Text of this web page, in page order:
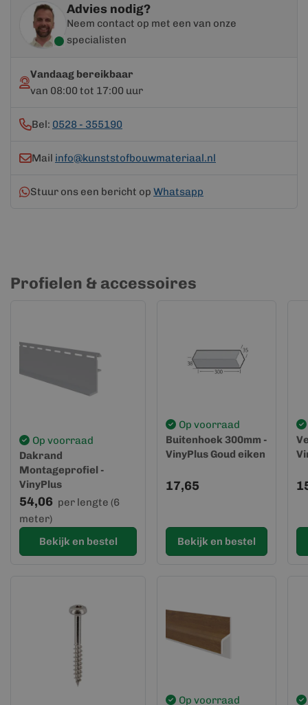
Advies nodig?
Neem contact op met een van onze
specialisten
Vandaag bereikbaar
van 08:00 tot 17:00 uur
Bel: 0528 - 355190
Mail info@kunststofbouwmateriaal.nl
Stuur ons een bericht op Whatsapp
Profielen & accessoires
Op voorraad
Dakrand
Montageprofiel -
VinyPlus
54,06 per lengte (6
meter)
Bekijk en bestel
Op voorraad
Buitenhoek 300mm -
VinyPlus Goud eiken
17,65
Bekijk en bestel
Op voorraad